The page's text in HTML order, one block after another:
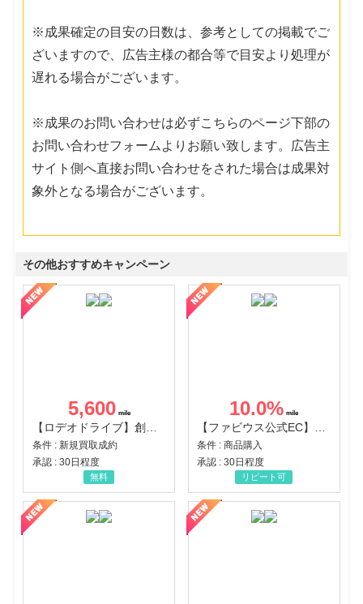
※成果確定の目安の日数は、参考としての掲載でご
ざいますので、広告主様の都合等で目安より処理が
遅れる場合がございます。
※成果のお問い合わせは必ずこちらのページ下部の
お問い合わせフォームよりお願い致します。広告主
サイト側へ直接お問い合わせをされた場合は成果対
象外となる場合がございます。
その他おすすめキャンペーン
5,600
【ロデオドライブ】創業70年の信頼と高価買取を実現！ブランド品・貴金属の無料査定
条件 : 新規買取成約
承認 : 30日程度
無料
10.0%
【ファビウス公式EC】すべての女性を美しくをテーマにした商品で女性の美を応援しています
条件 : 商品購入
承認 : 30日程度
リピート可